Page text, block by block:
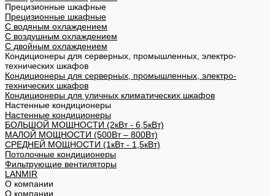
Прецизионные шкафные
Прецизионные шкафные
С водяным охлаждением
С воздушным охлаждением
С двойным охлаждением
Кондиционеры для серверных, промышленных, электро-
технических шкафов
Кондиционеры для серверных, промышленных, электро-
технических шкафов
Кондиционеры для уличных климатических шкафов
Настенные кондиционеры
Настенные кондиционеры
БОЛЬШОЙ МОЩНОСТИ (2кВт - 6,5кВт)
МАЛОЙ МОЩНОСТИ (500Вт – 800Вт)
СРЕДНЕЙ МОЩНОСТИ (1кВт - 1,5кВт)
Потолочные кондиционеры
Фильтрующие вентиляторы
LANMIR
О компании
О компании